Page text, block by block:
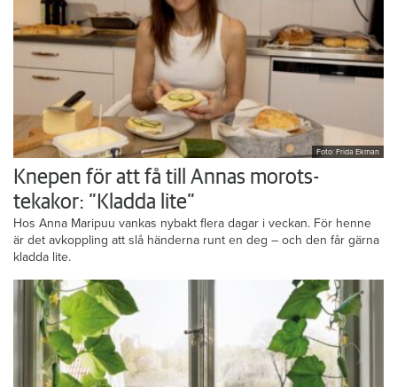
Foto: Frida Ekman
Knepen för att få till Annas morots-
tekakor: ”Kladda lite”
Hos Anna Maripuu vankas nybakt flera dagar i veckan. För henne
är det avkoppling att slå händerna runt en deg – och den får gärna
kladda lite.